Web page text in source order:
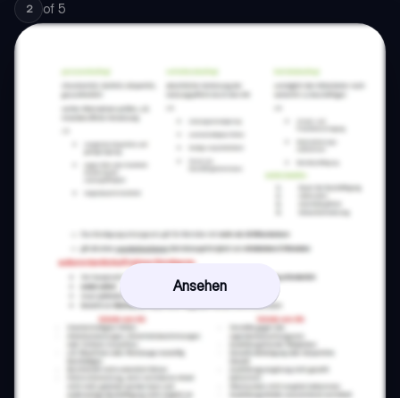
2 of 5
Ansehen